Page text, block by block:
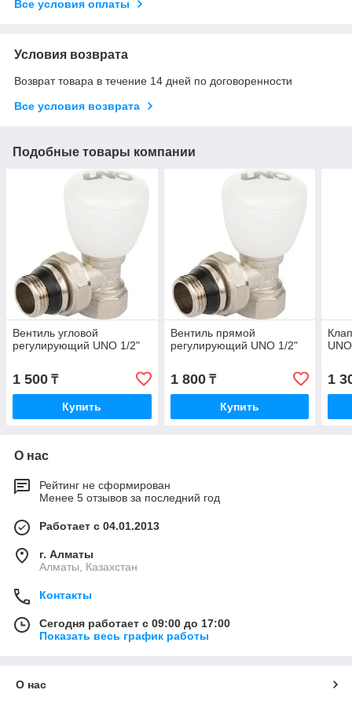
Все условия оплаты
Условия возврата
Возврат товара в течение 14 дней по договоренности
Все условия возврата
Подобные товары компании
Вентиль угловой
регулирующий UNO 1/2"
1 500 ₸
Купить
Вентиль прямой
регулирующий UNO 1/2"
1 800₸
Купить
1
О нас
Рейтинг не сформирован
Менее 5 отзывов за последний год
Работает с 04.01.2013
г. Алматы
Алматы, Казахстан
Контакты
Сегодня работает с 09:00 до 17:00
Показать весь график работы
О нас